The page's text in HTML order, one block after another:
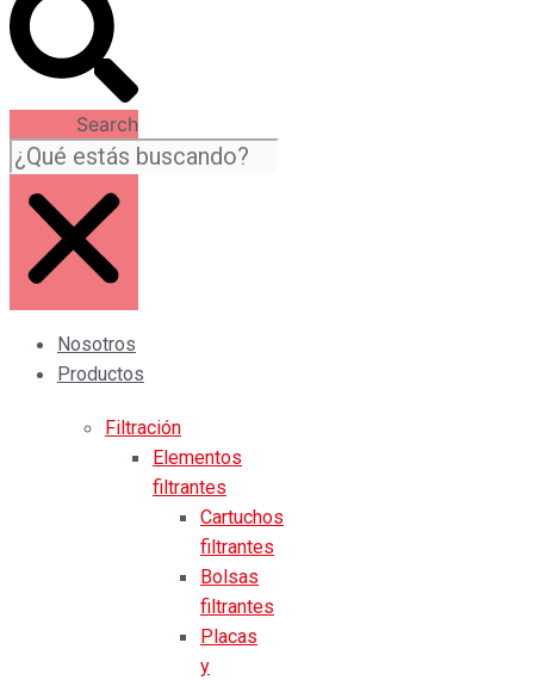
Search
Nosotros
Productos
Filtración
Elementos
filtrantes
Cartuchos
filtrantes
Bolsas
filtrantes
Placas
y